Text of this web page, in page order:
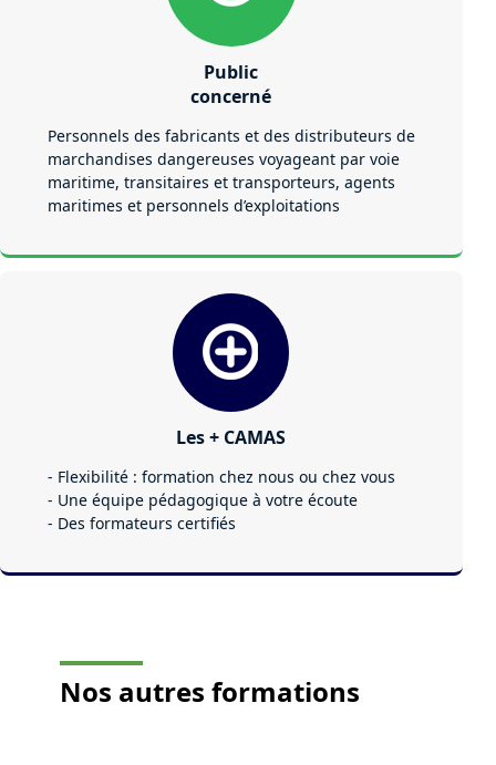
Public
concerné
Personnels des fabricants et des distributeurs de
marchandises dangereuses voyageant par voie
maritime, transitaires et transporteurs, agents
maritimes et personnels d’exploitations
Les + CAMAS
- Flexibilité : formation chez nous ou chez vous
- Une équipe pédagogique à votre écoute
- Des formateurs certifiés
Nos autresformations